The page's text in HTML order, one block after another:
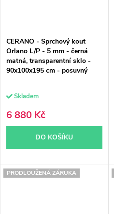
CERANO - Sprchový kout
Orlano L/P - 5 mm - černá
matná, transparentní sklo -
90x100x195 cm - posuvný
Skladem
6 880 Kč
DO KOŠÍKU
PRODLOUŽENÁ ZÁRUKA